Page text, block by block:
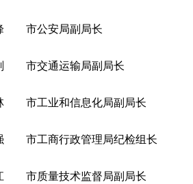
公安局副局长
运输局副局长
和信息化局副局长
行政管理局纪检组长
技术监督局副局长